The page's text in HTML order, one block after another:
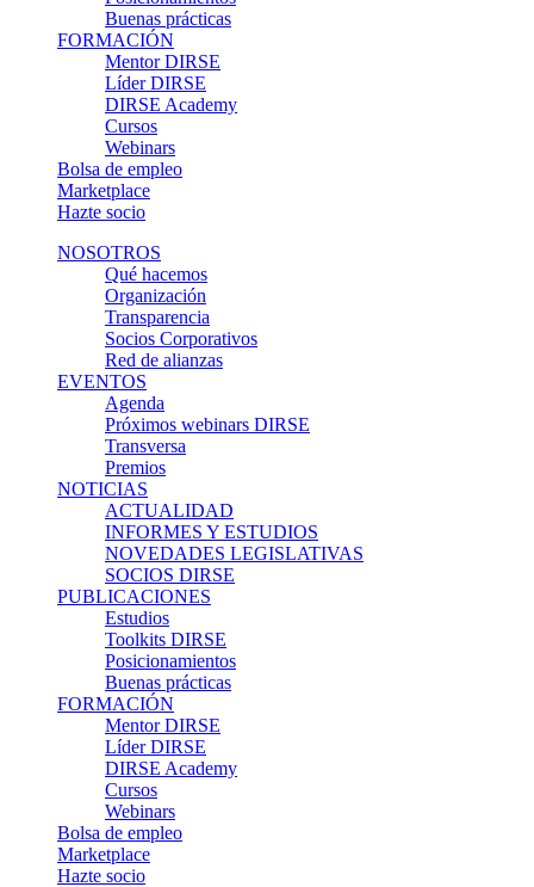
Buenas prácticas
FORMACIÓN
Mentor DIRSE
Líder DIRSE
DIRSE Academy
Cursos
Webinars
Bolsa de empleo
Marketplace
Hazte socio
NOSOTROS
Qué hacemos
Organización
Transparencia
Socios Corporativos
Red de alianzas
EVENTOS
Agenda
Próximos webinars DIRSE
Transversa
Premios
NOTICIAS
ACTUALIDAD
INFORMES Y ESTUDIOS
NOVEDADES LEGISLATIVAS
SOCIOS DIRSE
PUBLICACIONES
Estudios
Toolkits DIRSE
Posicionamientos
Buenas prácticas
FORMACIÓN
Mentor DIRSE
Líder DIRSE
DIRSE Academy
Cursos
Webinars
Bolsa de empleo
Marketplace
Hazte socio